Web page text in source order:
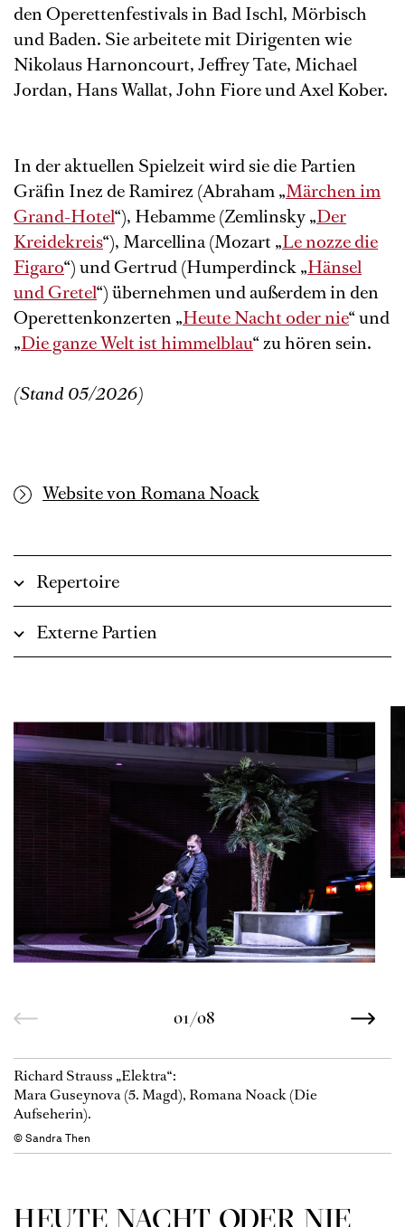
den Operettenfestivals in Bad Ischl, Mörbisch
und Baden. Sie arbeitete mit Dirigenten wie
Nikolaus Harnoncourt, Jeffrey Tate, Michael
Jordan, Hans Wallat, John Fiore und Axel Kober.
In der aktuellen Spielzeit wird sie die Partien
Gräfin Inez de Ramirez (Abraham „Märchen im
Grand-Hotel“), Hebamme (Zemlinsky „Der
Kreidekreis“), Marcellina (Mozart „Le nozze die
Figaro“) und Gertrud (Humperdinck „Hänsel
und Gretel“) übernehmen und außerdem in den
Operettenkonzerten „Heute Nacht oder nie“ und
„Die ganze Welt ist himmelblau“ zu hören sein.
(Stand 05/2026)
Website von Romana Noack
Repertoire
Externe Partien
01/08
Richard Strauss „Elektra“:
Mara Guseynova (5. Magd), Romana Noack (Die
Aufseherin).
© Sandra Then
HEUTE NACHT ODER NIE